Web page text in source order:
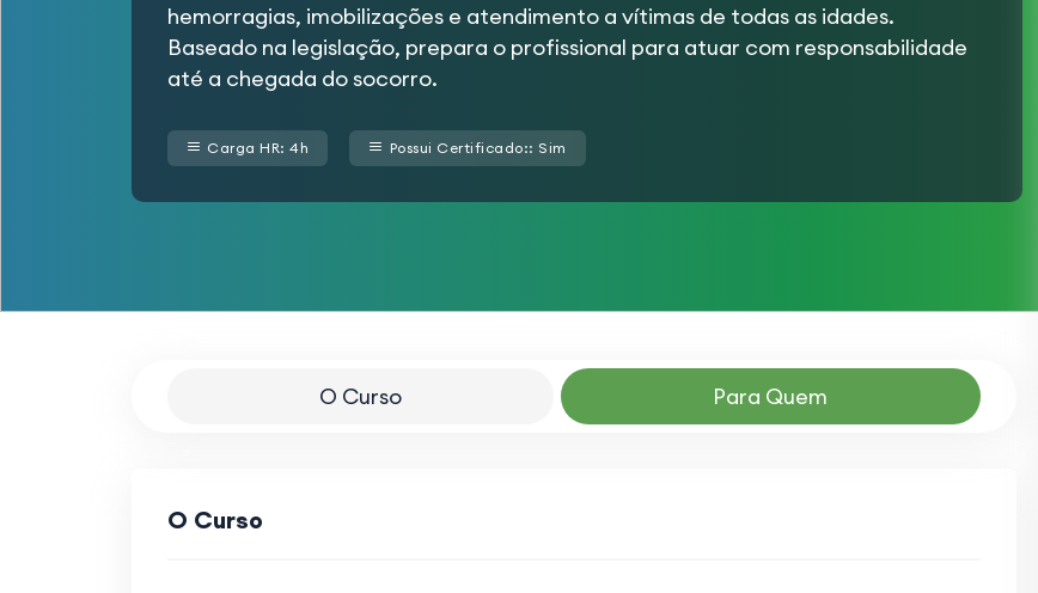
hemorragias, imobilizações e atendimento a vítimas de todas as idades.
Baseado na legislação, prepara o profissional para atuar com responsabilidade
até a chegada do socorro.
Carga HR: 4h Possui Certificado:: Sim
O Curso Para Quem
O Curso